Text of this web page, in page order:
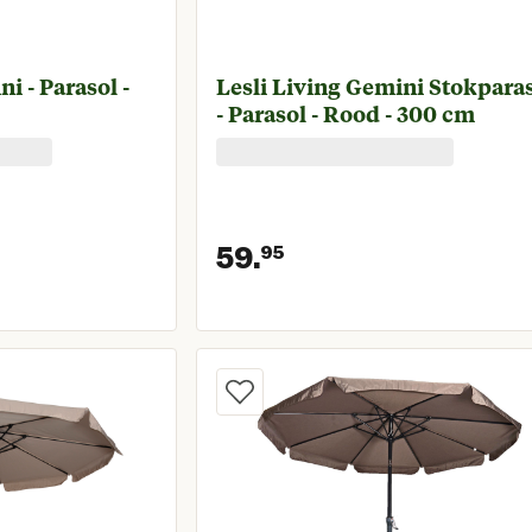
- Parasol -
€ 59,95
Lesli Living Gemini
- Parasol - Rood - 300 cm
59.95
Huidige prijs €